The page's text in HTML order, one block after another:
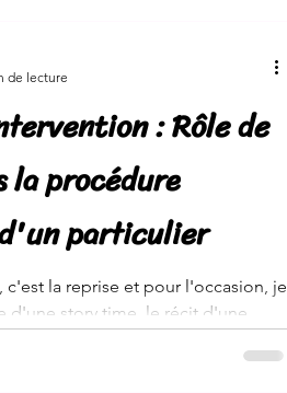
: Rôle de
la procédure
particulier
la reprise et pour l'occasion, je
d'une story time, le récit d'une
de lecture